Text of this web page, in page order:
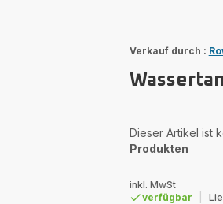
Verkauf durch :
Dieser Artikel ist
Produkten
inkl. MwSt
verfügbar